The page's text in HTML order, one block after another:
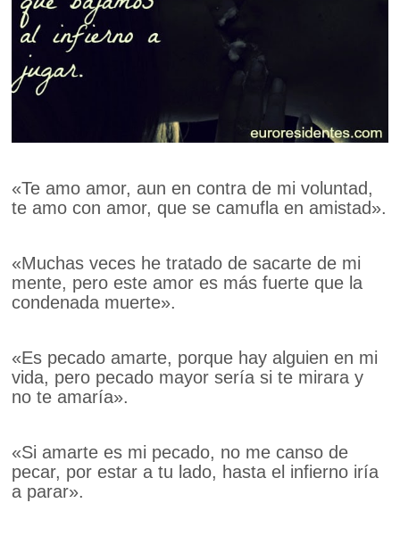
«Te amo amor, aun en contra de mi voluntad,
te amo con amor, que se camufla en amistad».
«Muchas veces he tratado de sacarte de mi
mente, pero este amor es más fuerte que la
condenada muerte».
«Es pecado amarte, porque hay alguien en mi
vida, pero pecado mayor sería si te mirara y
no te amaría».
«Si amarte es mi pecado, no me canso de
pecar, por estar a tu lado, hasta el infierno iría
a parar».